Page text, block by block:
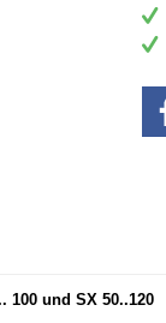
100 und SX 50..120